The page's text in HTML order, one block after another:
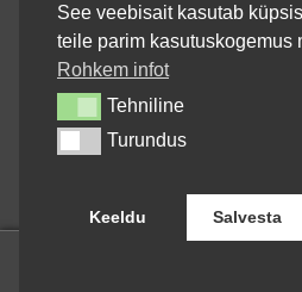
Michelin
Mitas
Pirelli
Shinko
See veebisait kasutab
teile parim kasutuskogemus
Rohkem infot
TehnilineTehniline
TurundusTurundus
Keeldu Salvesta